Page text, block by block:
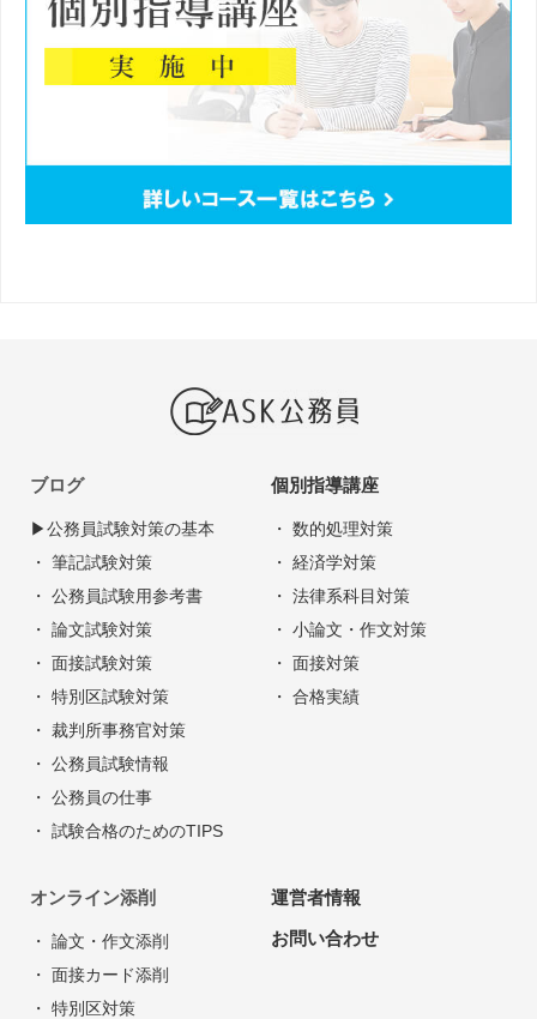
ブログ
▶︎公務員試験対策の基本
・ 筆記試験対策
・ 公務員試験用参考書
・ 論文試験対策
・ 面接試験対策
・ 特別区試験対策
・ 裁判所事務官対策
・ 公務員試験情報
・ 公務員の仕事
・ 試験合格のためのTIPS
個別指導講座
・ 数的処理対策
・ 経済学対策
・ 法律系科目対策
・ 小論文・作文対策
・ 面接対策
・ 合格実績
オンライン添削
・ 論文・作文添削
・ 面接カード添削
・ 特別区対策
運営者情報
お問い合わせ